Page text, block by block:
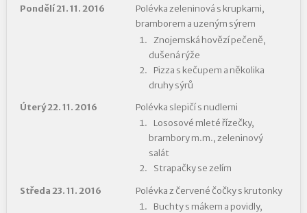
Pondělí 21. 11. 2016
Polévka zeleninová s krupkami,
bramborem a uzeným sýrem
Znojemská hovězí pečeně,
dušená rýže
Pizza s kečupem a několika
druhy sýrů
Úterý 22. 11. 2016
Polévka slepičí s nudlemi
Lososové mleté řízečky,
brambory m.m., zeleninový
salát
Strapačky se zelím
Středa 23. 11. 2016
Polévka z červené čočky s krutonky
Buchty s mákem a povidly,